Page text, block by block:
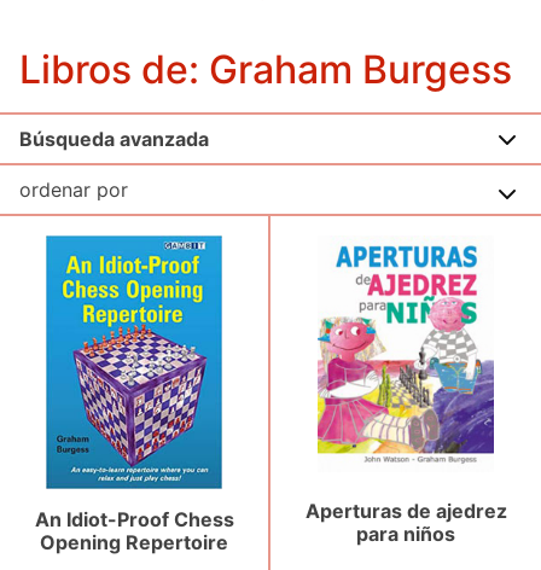
Libros de: Graham Burgess
Búsqueda avanzada
An Idiot-Proof Chess
Opening Repertoire
Aperturas de ajedrez
para niños